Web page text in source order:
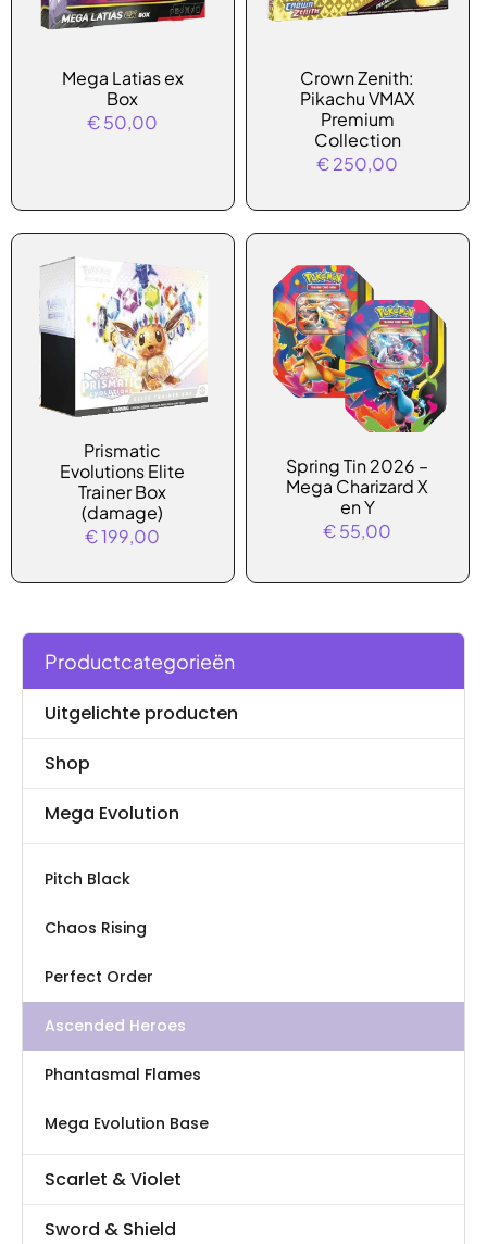
Mega Latias ex
Box
€50,00
Crown Zenith:
Pikachu VMAX
Premium
Collection
€250,00
Prismatic
Evolutions Elite
Trainer Box
(damage)
€199,00
product
meerdere
Deze
kan
worden
Spring Tin 2026 –
Mega Charizard X
en Y
€55,00
Productcategorieën
Uitgelichte producten
Shop
Mega Evolution
Pitch Black
Chaos Rising
Perfect Order
Ascended Heroes
Phantasmal Flames
Mega Evolution Base
Scarlet & Violet
Sword & Shield